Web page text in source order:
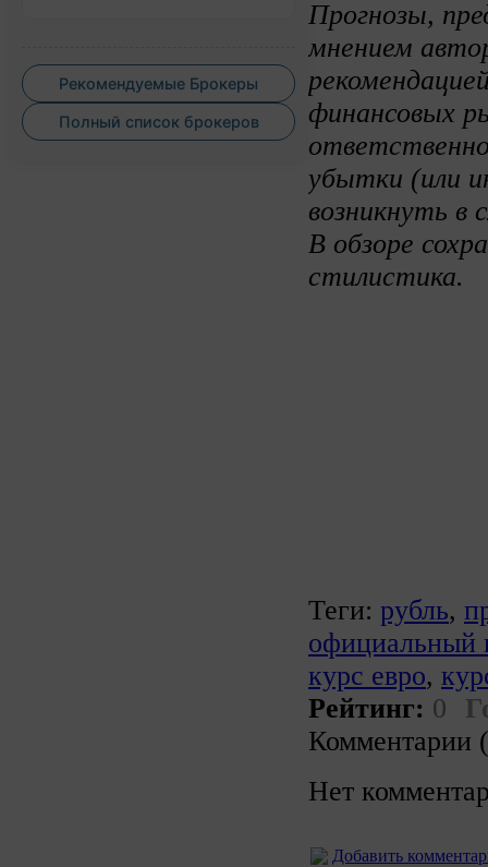
Рекомендуемые Брокеры
Полный список брокеров
Прогнозы,
мнением
финансовых
убытки (или
возникнуть в
В обзоре
стилистика.
Теги: рубль,
официальный
курс евро,
Рейтинг: 0
Комментарии
Нет
Добавить